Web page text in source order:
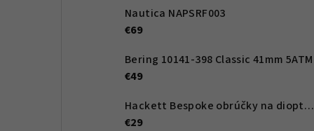
Nautica NAPSRF003
€69
Bering 10141-398 Classic 41mm 5ATM
€49
Hackett Bespoke obrúčky na dioptrické okuliare HEB262 02 54 - Pánské
€29